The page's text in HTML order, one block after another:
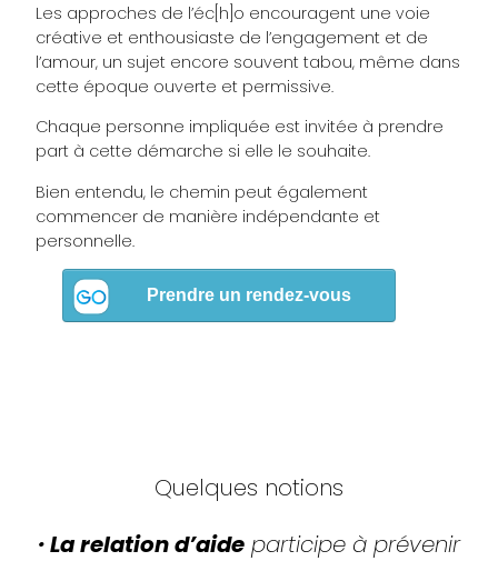
Les approches de l’éc[h]o encouragent une voie
créative et enthousiaste de l’engagement et de
l’amour, un sujet encore souvent tabou, même dans
cette époque ouverte et permissive.
Chaque personne impliquée est invitée à prendre
part à cette démarche si elle le souhaite.
Bien entendu, le chemin peut également
commencer de manière indépendante et
personnelle.
Quelques notions
•La relation d’aide participe à prévenir